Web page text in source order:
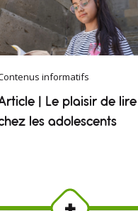
informatifs
| Le plaisir de lire
les adolescents